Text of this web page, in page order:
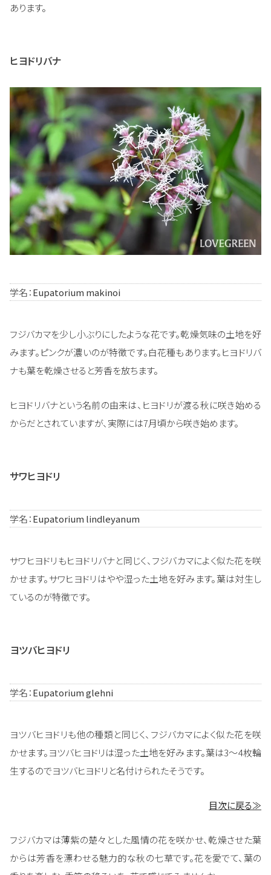
あります。
ヒヨドリバナ
学名：Eupatorium makinoi
フジバカマを少し小ぶりにしたような花です。乾燥気味の土地を好
みます。ピンクが濃いのが特徴です。白花種もあります。ヒヨドリバ
ナも葉を乾燥させると芳香を放ちます。
ヒヨドリバナという名前の由来は、ヒヨドリが渡る秋に咲き始める
からだとされていますが、実際には7月頃から咲き始めます。
サワヒヨドリ
学名：Eupatorium lindleyanum
サワヒヨドリもヒヨドリバナと同じく、フジバカマによく似た花を咲
かせます。サワヒヨドリはやや湿った土地を好みます。葉は対生し
ているのが特徴です。
ヨツバヒヨドリ
学名：Eupatorium glehni
ヨツバヒヨドリも他の種類と同じく、フジバカマによく似た花を咲
かせます。ヨツバヒヨドリは湿った土地を好みます。葉は3～4枚輪
生するのでヨツバヒヨドリと名付けられたそうです。
目次に戻る≫
フジバカマは薄紫の楚々とした風情の花を咲かせ、乾燥させた葉
からは芳香を漂わせる魅力的な秋の七草です。花を愛でて、葉の